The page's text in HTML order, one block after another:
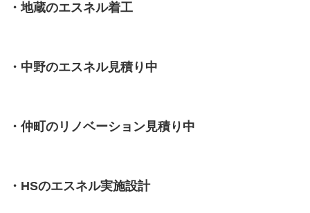
・地蔵のエスネル着工
・中野のエスネル見積り中
・仲町のリノベーション見積り中
・HSのエスネル実施設計